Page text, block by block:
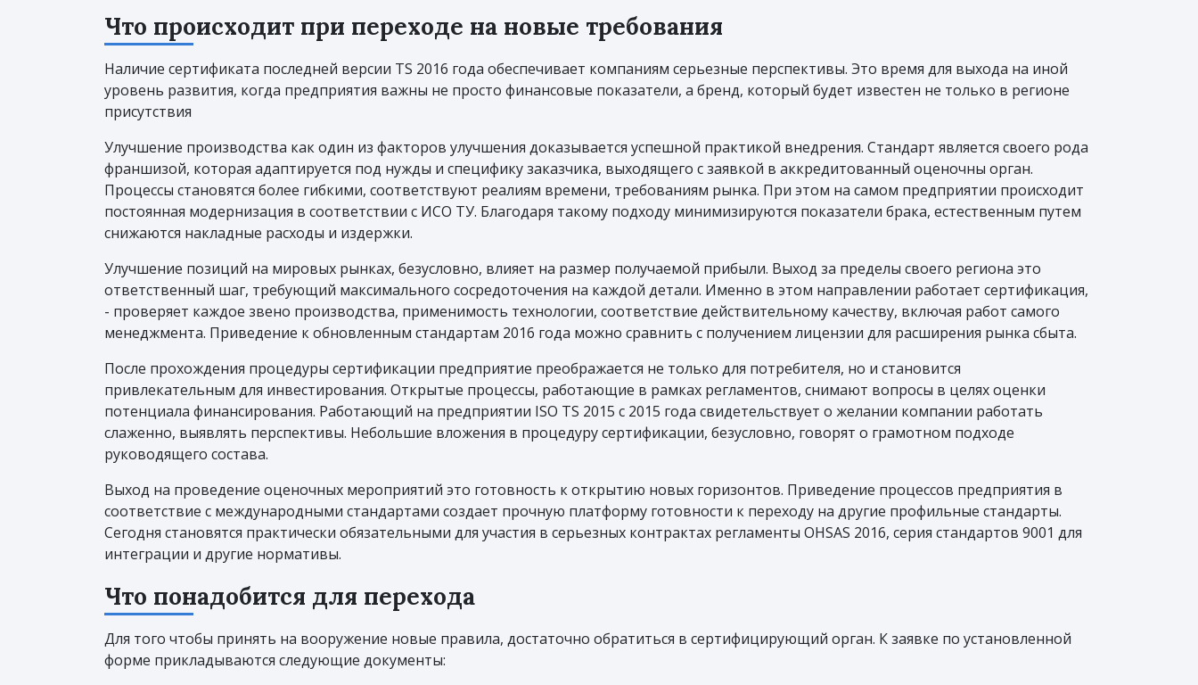
Что происходит при переходе на новые требования
Наличие сертификата последней версии TS 2016 года обеспечивает компаниям серьезные перспективы. Это время для выхода на иной
уровень развития, когда предприятия важны не просто финансовые показатели, а бренд, который будет известен не только в регионе
присутствия
Улучшение производства как один из факторов улучшения доказывается успешной практикой внедрения. Стандарт является своего рода
франшизой, которая адаптируется под нужды и специфику заказчика, выходящего с заявкой в аккредитованный оценочны орган.
Процессы становятся более гибкими, соответствуют реалиям времени, требованиям рынка. При этом на самом предприятии происходит
постоянная модернизация в соответствии с ИСО ТУ. Благодаря такому подходу минимизируются показатели брака, естественным путем
снижаются накладные расходы и издержки.
Улучшение позиций на мировых рынках, безусловно, влияет на размер получаемой прибыли. Выход за пределы своего региона это
ответственный шаг, требующий максимального сосредоточения на каждой детали. Именно в этом направлении работает сертификация,
- проверяет каждое звено производства, применимость технологии, соответствие действительному качеству, включая работ самого
менеджмента. Приведение к обновленным стандартам 2016 года можно сравнить с получением лицензии для расширения рынка сбыта.
После прохождения процедуры сертификации предприятие преображается не только для потребителя, но и становится
привлекательным для инвестирования. Открытые процессы, работающие в рамках регламентов, снимают вопросы в целях оценки
потенциала финансирования. Работающий на предприятии ISO TS 2015 с 2015 года свидетельствует о желании компании работать
слаженно, выявлять перспективы. Небольшие вложения в процедуру сертификации, безусловно, говорят о грамотном подходе
руководящего состава.
Выход на проведение оценочных мероприятий это готовность к открытию новых горизонтов. Приведение процессов предприятия в
соответствие с международными стандартами создает прочную платформу готовности к переходу на другие профильные стандарты.
Сегодня становятся практически обязательными для участия в серьезных контрактах регламенты OHSAS 2016, серия стандартов 9001 для
интеграции и другие нормативы.
Что понадобится для перехода
Для того чтобы принять на вооружение новые правила, достаточно обратиться в сертифицирующий орган. К заявке по установленной
форме прикладываются следующие документы: